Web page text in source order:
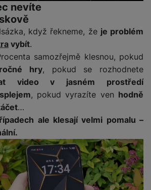
nevíte
když řekneme, že je problém
vybít.
samozřejmě klesnou, pokud
hry, pokud se rozhodnete
video v jasném prostředí
, pokud vyrazíte ven hodně
…
ale klesají velmi pomalu –